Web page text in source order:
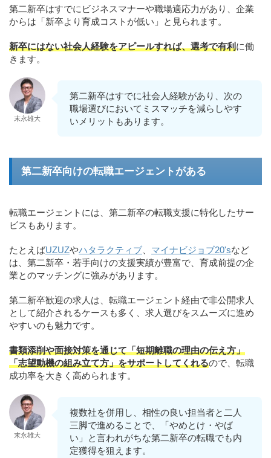
第二新卒はすでにビジネスマナーや職場適応力があり、企業
からは「新卒より育成コストが低い」と見られます。
新卒にはない社会人経験をアピールすれば、選考で有利に働
きます。
末永雄大
第二新卒はすでに社会人経験があり、次の
職場選びにおいてミスマッチを減らしやす
いメリットもあります。
第二新卒向けの転職エージェントがある
転職エージェントには、第二新卒の転職支援に特化したサー
ビスもあります。
たとえばUZUZやハタラクティブ マイナビジョブ20'sなど
は、第二新卒・若手向けの支援実績が豊富で、育成前提の企
業とのマッチングに強みがあります。
第二新卒歓迎の求人は、転職エージェント経由で非公開求人
として紹介されるケースも多く、求人選びをスムーズに進め
やすいのも魅力です。
書類添削や面接対策を通じて「短期離職の理由の伝え方」
「志望動機の組み立て方」をサポートしてくれるので、転職
成功率を大きく高められます。
末永雄大
複数社を併用し、相性の良い担当者と二人
三脚で進めることで、「やめとけ・やば
い」と言われがちな第二新卒の転職でも内
定獲得を狙えます。